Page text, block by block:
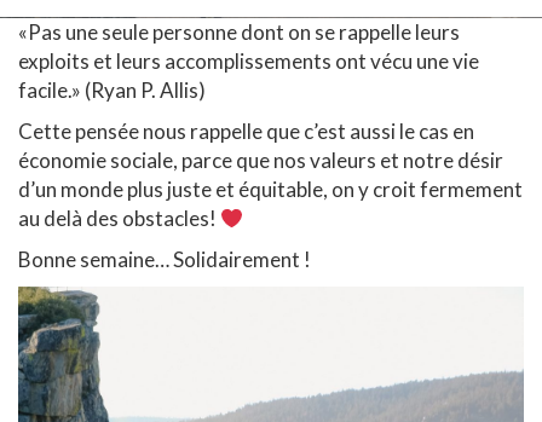
«Pas une seule personne dont on se rappelle leurs
exploits et leurs accomplissements ont vécu une vie
facile.» (Ryan P. Allis)
Cette pensée nous rappelle que c’est aussi le cas en
économie sociale, parce que nos valeurs et notre désir
d’un monde plus juste et équitable, on y croit fermement
au delà des obstacles!
Bonne semaine… Solidairement !